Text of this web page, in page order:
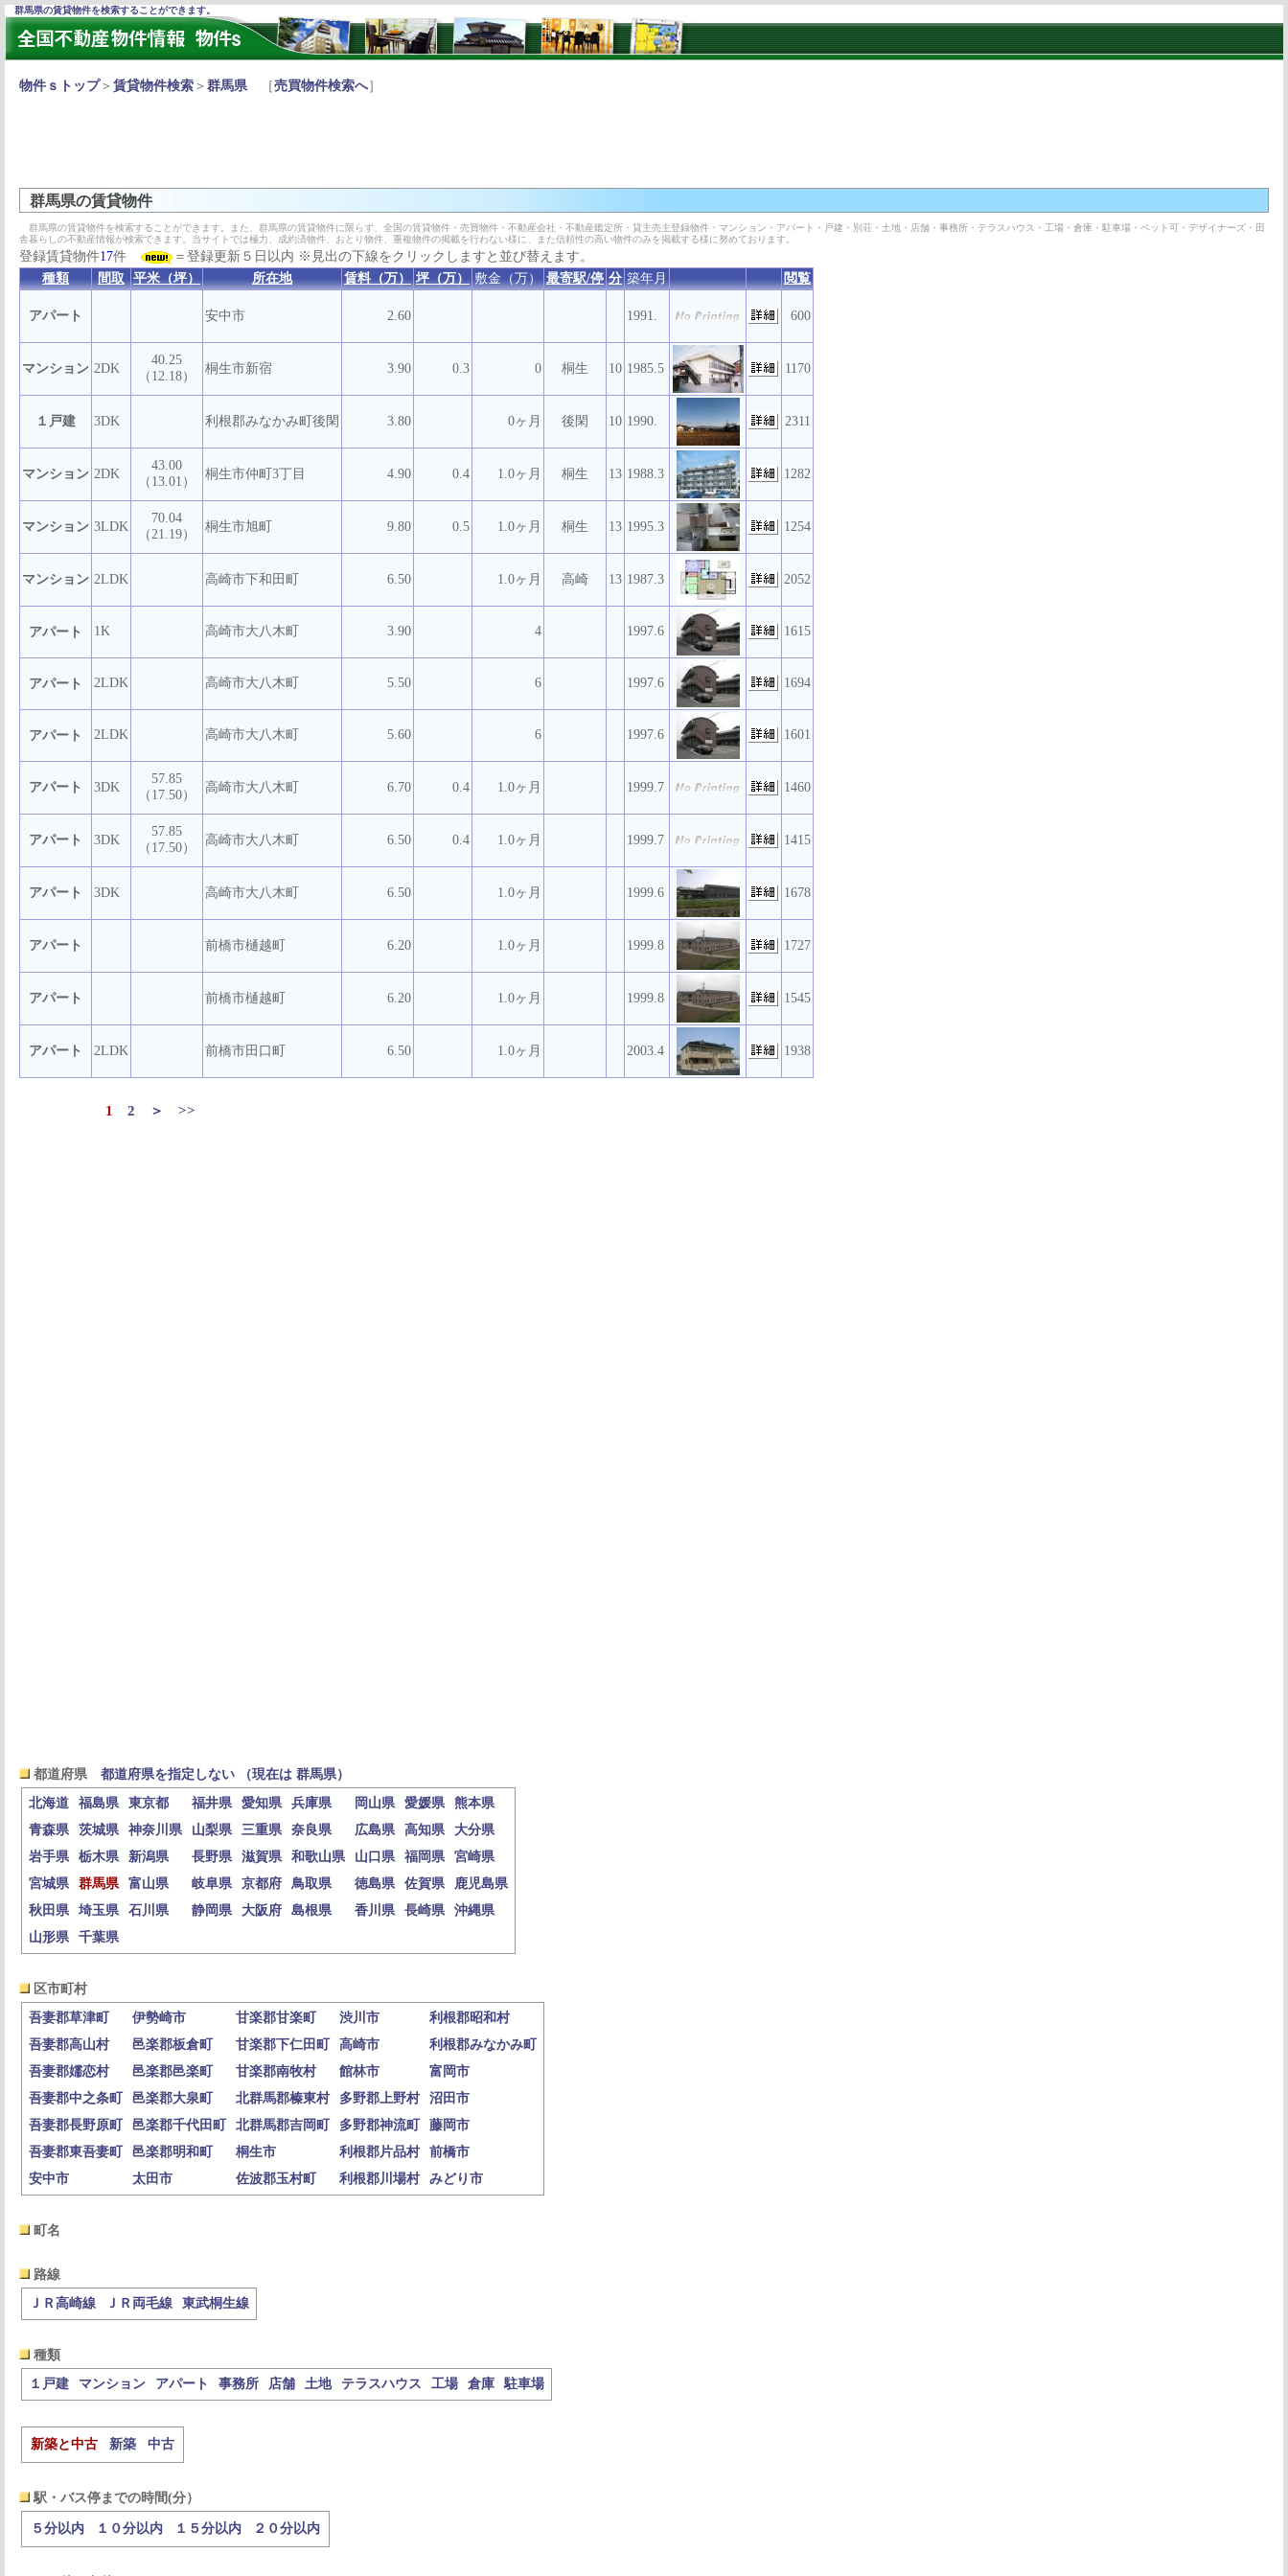
群馬県の賃貸物件を検索することができます。
物件ｓトップ＞ 賃貸物件検索 ＞ 群馬県［売買物件検索へ］
群馬県の賃貸物件
群馬県の賃貸物件を検索することができます。また、群馬県の賃貸物件に限らず、全国の賃貸物件・売買物件・不動産会社・不動産鑑定所・貸主売主登録物件・マンション・アパート・戸建・別荘・土地・店舗・事務所・テラスハウス・工場・倉庫・駐車場・ペット可・デザイナーズ・田
舎暮らしの不動産情報が検索できます。当サイトでは極力、成約済物件、おとり物件、重複物件の掲載を行わない様に、また信頼性の高い物件のみを掲載する様に努めております。
登録賃貸物件17件
＝登録更新５日以内 ※見出の下線をクリックしますと並び替えます。
種類
間取 平米（坪） 所在地 賃料（万） 坪（万） 敷金（万） 最寄駅/停 分 築年月 閲覧
アパート 安中市 2.60 1991. 600
マンション 2DK
40.25
（12.18）
桐生市新宿 3.90 0.3 0 桐生 10 1985.5 1170
１戸建 3DK 利根郡みなかみ町後閑 3.80 0ヶ月 後閑 10 1990. 2311
マンション 2DK
43.00
（13.01）
桐生市仲町3丁目 4.90 0.4 1.0ヶ月 桐生 13 1988.3 1282
マンション 3LDK
70.04
（21.19）
桐生市旭町 9.80 0.5 1.0ヶ月 桐生 13 1995.3 1254
マンション 2LDK 高崎市下和田町 6.50 1.0ヶ月 高崎 13 1987.3 2052
アパート 1K 高崎市大八木町 3.90 4 1997.6 1615
アパート 2LDK 高崎市大八木町 5.50 6 1997.6 1694
アパート 2LDK 高崎市大八木町 5.60 6 1997.6 1601
アパート 3DK
57.85
（17.50）
高崎市大八木町 6.70 0.4 1.0ヶ月 1999.7 1460
アパート 3DK
57.85
（17.50）
高崎市大八木町 6.50 0.4 1.0ヶ月 1999.7 1415
アパート 3DK 高崎市大八木町 6.50 1.0ヶ月 1999.6 1678
アパート 前橋市樋越町 6.20 1.0ヶ月 1999.8 1727
アパート 前橋市樋越町 6.20 1.0ヶ月 1999.8 1545
アパート 2LDK 前橋市田口町 6.50 1.0ヶ月 2003.4 1938
1 2 ＞ >>
都道府県
都道府県を指定しない （現在は 群馬県）
北海道
福島県 東京都 福井県 愛知県 兵庫県 岡山県 愛媛県
熊本県
青森県
茨城県 神奈川県 山梨県 三重県 奈良県 広島県 高知県
大分県
岩手県
栃木県 新潟県 長野県 滋賀県 和歌山県 山口県 福岡県
宮崎県
宮城県
群馬県 富山県 岐阜県 京都府 鳥取県 徳島県 佐賀県
鹿児島県
秋田県
埼玉県 石川県 静岡県 大阪府 島根県 香川県 長崎県
沖縄県
山形県
千葉県
区市町村
吾妻郡草津町
伊勢崎市 甘楽郡甘楽町 渋川市
利根郡昭和村
吾妻郡高山村
邑楽郡板倉町 甘楽郡下仁田町 高崎市
利根郡みなかみ町
吾妻郡嬬恋村
邑楽郡邑楽町 甘楽郡南牧村 館林市
富岡市
吾妻郡中之条町
邑楽郡大泉町 北群馬郡榛東村 多野郡上野村
沼田市
吾妻郡長野原町
邑楽郡千代田町 北群馬郡吉岡町 多野郡神流町
藤岡市
吾妻郡東吾妻町
邑楽郡明和町 桐生市 利根郡片品村
前橋市
安中市
太田市 佐波郡玉村町 利根郡川場村 みどり市
町名
路線
ＪＲ高崎線
ＪＲ両毛線 東武桐生線
種類
１戸建
マンション アパート 事務所 店舗 土地 テラスハウス 工場 倉庫 駐車場
新築と中古 新築 中古
駅・バス停までの時間(分）
５分以内 １０分以内 １５分以内 ２０分以内